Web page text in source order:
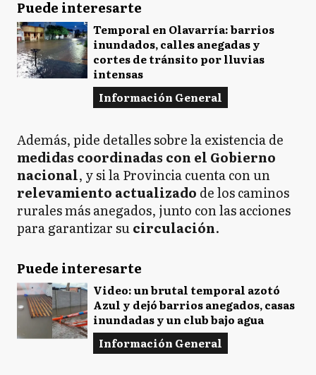
Puede interesarte
Temporal en Olavarría: barrios
inundados, calles anegadas y
cortes de tránsito por lluvias
intensas
Información General
Además, pide detalles sobre la existencia de
medidas coordinadas con el Gobierno
nacional, y si la Provincia cuenta con un
relevamiento actualizado de los caminos
rurales más anegados, junto con las acciones
para garantizar sucirculación.
Puede interesarte
Video: un brutal temporal azotó
Azul y dejó barrios anegados, casas
inundadas y un club bajo agua
Información General